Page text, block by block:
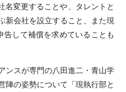
名変更することや、タレントと
新会社を設立すること、また現
告して補償を求めていることも
ンスが専門の八田進二・青山学
陣の姿勢について「現執行部と